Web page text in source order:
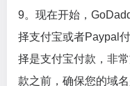
9。现在开始，
择支付宝或者Paypal
择是支付宝付款，非
款之前，确保您的域